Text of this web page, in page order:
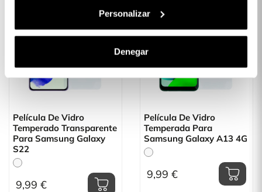
Personalizar
Denegar
Película De Vidro
Temperado Transparente
Para Samsung Galaxy
S22
9,99 €
Película De Vidro
Temperada Para
Samsung Galaxy A13 4G
9,99 €